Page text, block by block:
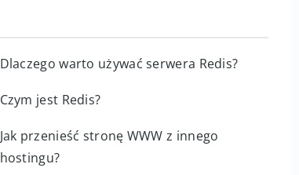
Dlaczego warto używać serwera Redis?
Czym jest Redis?
Jak przenieść stronę WWW z innego
hostingu?